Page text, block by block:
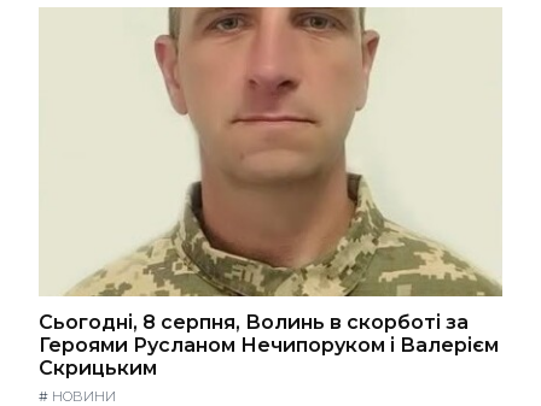
Сьогодні, 8 серпня, Волинь в скорботі за
Героями Русланом Нечипоруком і Валерієм
Скрицьким
# НОВИНИ